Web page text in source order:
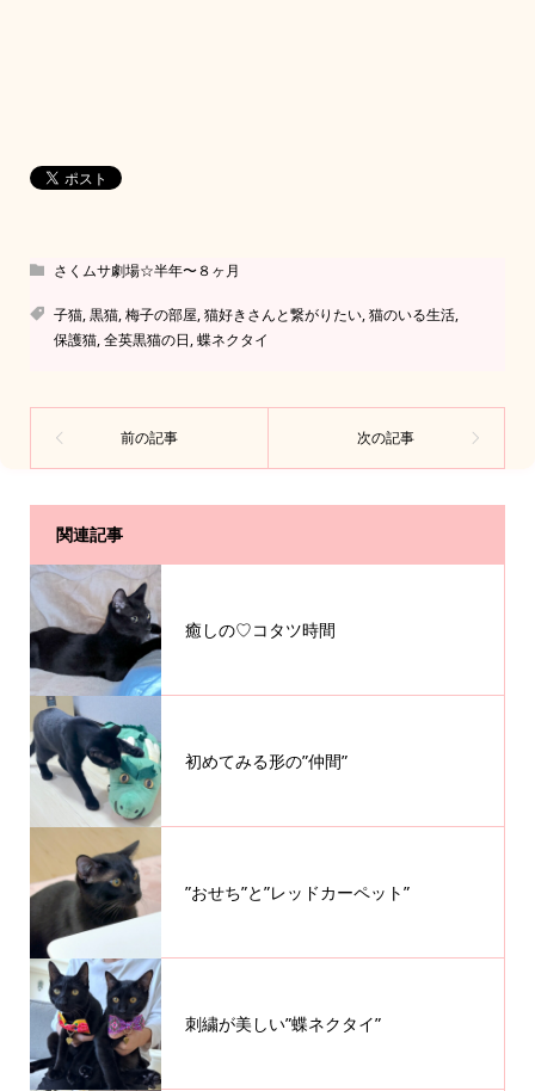
さくムサ劇場☆半年〜８ヶ月
子猫,黒猫,梅子の部屋,猫好きさんと繋がりたい,猫のいる生活,
保護猫,全英黒猫の日,蝶ネクタイ
関連記事
癒しの♡コタツ時間
初めてみる形の”仲間”
”おせち”と”レッドカーペット”
刺繍が美しい”蝶ネクタイ”